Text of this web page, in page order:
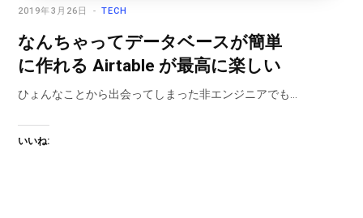
TECH
2019年3月26日
なんちゃってデータベースが簡単
に作れる Airtable が最高に楽しい
ひょんなことから出会ってしまった非エンジニアでも…
いいね: